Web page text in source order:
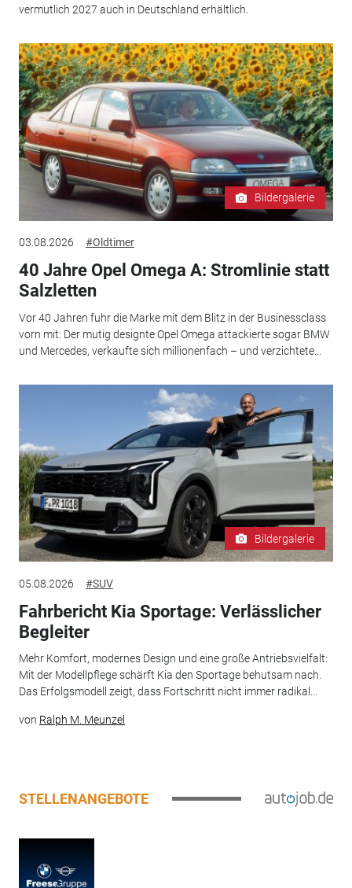
vermutlich 2027 auch in Deutschland erhältlich.
Bildergalerie
03.08.2026 #Oldtimer
40 Jahre Opel Omega A: Stromlinie statt
Salzletten
Vor 40 Jahren fuhr die Marke mit dem Blitz in der Businessclass
vorn mit: Der mutig designte Opel Omega attackierte sogar BMW
und Mercedes, verkaufte sich millionenfach – und verzichtete...
Bildergalerie
05.08.2026 #SUV
Fahrbericht Kia Sportage: Verlässlicher
Begleiter
Mehr Komfort, modernes Design und eine große Antriebsvielfalt:
Mit der Modellpflege schärft Kia den Sportage behutsam nach.
Das Erfolgsmodell zeigt, dass Fortschritt nicht immer radikal...
von Ralph M. Meunzel
STELLENANGEBOTE